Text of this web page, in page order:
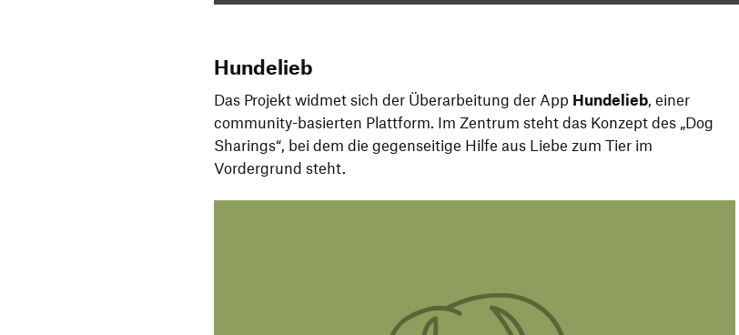
Hundelieb
Das Projekt widmet sich der Überarbeitung der App Hundelieb, einer
community-basierten Plattform. Im Zentrum steht das Konzept des „Dog
Sharings“, bei dem die gegenseitige Hilfe aus Liebe zum Tier im
Vordergrund steht.